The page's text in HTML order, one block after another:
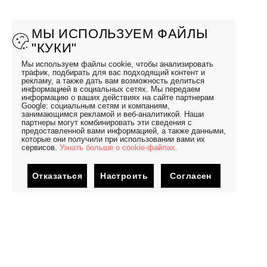
МЫ ИСПОЛЬЗУЕМ ФАЙЛЫ
"КУКИ"
Мы используем файлы cookie, чтобы анализировать
трафик, подбирать для вас подходящий контент и
рекламу, а также дать вам возможность делиться
информацией в социальных сетях. Мы передаем
информацию о ваших действиях на сайте партнерам
Google: социальным сетям и компаниям,
занимающимся рекламой и веб-аналитикой. Наши
партнеры могут комбинировать эти сведения с
предоставленной вами информацией, а также данными,
которые они получили при использовании вами их
сервисов. Узнать больше о cookie-файлах.
Отказаться Настроить Согласен